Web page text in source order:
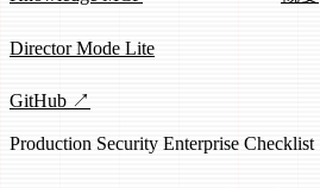
Director Mode Lite
GitHub ↗
Production Security Enterprise Checklist